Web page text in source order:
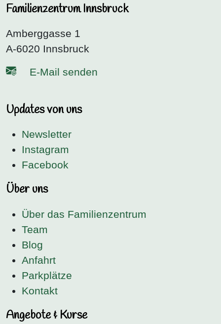
Familienzentrum Innsbruck
Amberggasse 1
A-6020 Innsbruck
E-Mail senden
Updates von uns
Newsletter
Instagram
Facebook
Über uns
Über das Familienzentrum
Team
Blog
Anfahrt
Parkplätze
Kontakt
Angebote & Kurse